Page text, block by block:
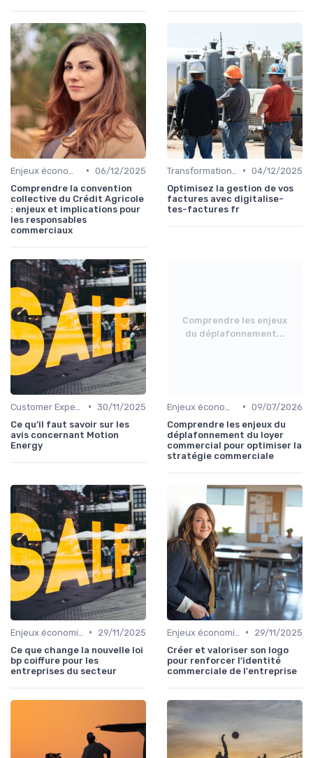
• 06/12/2025
Comprendre la convention
collective du Crédit Agricole
: enjeux et implications pour
les responsables
commerciaux
• 04/12/2025
Optimisez la gestion de vos
factures avec digitalise-
tes-factures fr
• 30/11/2025
Ce qu’il faut savoir sur les
avis concernant Motion
Energy
Comprendre les enjeux
du déplafonnement...
• 09/07/2026
Comprendre les enjeux du
déplafonnement du loyer
commercial pour optimiser la
stratégie commerciale
•
29/11/2025
Ce que change la nouvelle loi
bp coiffure pour les
entreprises du secteur
•
29/11/2025
Créer et valoriser son logo
pour renforcer l'identité
commerciale de l'entreprise